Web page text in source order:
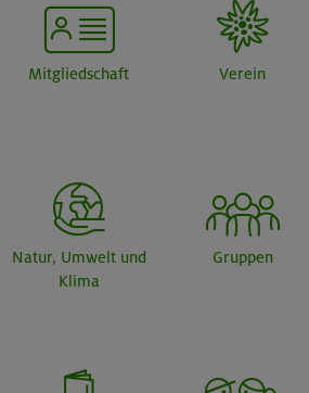
Mitgliedschaft Verein
Natur, Umwelt und
Klima
Gruppen